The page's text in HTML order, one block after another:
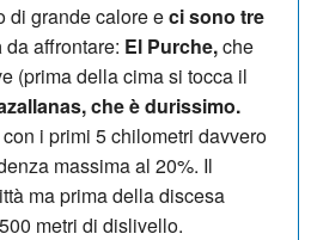
di grande calore eci sono tre
da affrontare: El Purche,che
(prima della cima si tocca il
che è durissimo.
i primi 5 chilometri davvero
massima al 20%. Il
ma prima della discesa
metri di dislivello.